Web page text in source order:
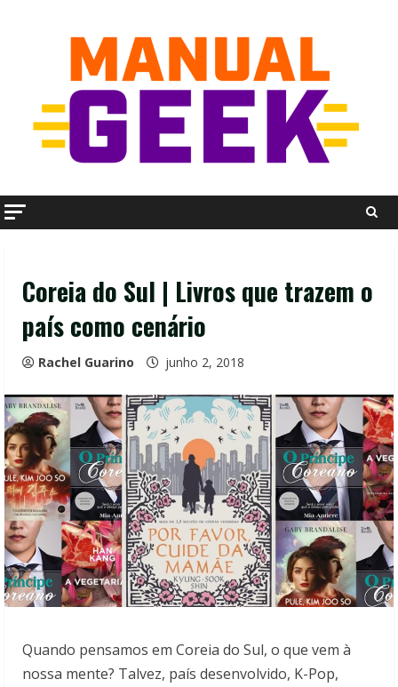
Coreia do Sul | Livros que trazem o
país como cenário
Rachel Guarino junho 2, 2018
Quando pensamos em Coreia do Sul, o que vem à
nossa mente? Talvez, país desenvolvido, K-Pop,